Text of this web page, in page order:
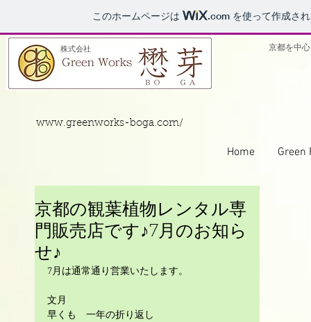
このホームページは .com を使って作成さ
株式会社
www.greenworks-boga.com/
京都を中
Home Green
京都の観葉植物レンタル専
門販売店です♪7月のお知ら
せ♪
7月は通常通り営業いたします。
文月
早くも　一年の折り返し